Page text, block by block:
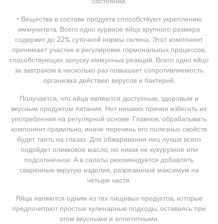
• Вещества в составе продукта способствуют укреплению
иммунитета. Всего одно куриное яйцо крупного размера
содержит до 22% суточной нормы селена. Этот компонент
принимает участие в регулировке гормональных процессов,
способствующих запуску иммунных реакций. Всего одно яйцо
за завтраком в несколько раз повышает сопротивляемость
организма действию вирусов и бактерий.
Получается, что яйца являются доступным, здоровым и
вкусным продуктом питания. Нет никаких причин избегать их
употребления на регулярной основе. Главное, обрабатывать
компонент правильно, иначе перечень его полезных свойств
будет таять на глазах. Для обжаривания яиц лучше всего
подойдет оливковое масло, но никак не кукурузное или
подсолнечное. А в салаты рекомендуется добавлять
сваренные вкрутую изделия, разрезанные максимум на
четыре части.
Яйца являются одним из тех пищевых продуктов, которые
предпочитают простые кулинарные подходы, оставаясь при
этом вкусными и аппетитными.